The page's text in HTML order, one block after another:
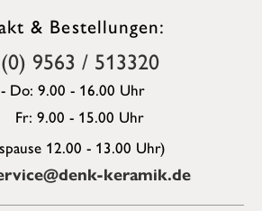
& Bestellungen:
9563 / 513320
Do: 9.00 - 16.00 Uhr
Fr: 9.00 - 15.00 Uhr
12.00 - 13.00 Uhr)
keramik.de